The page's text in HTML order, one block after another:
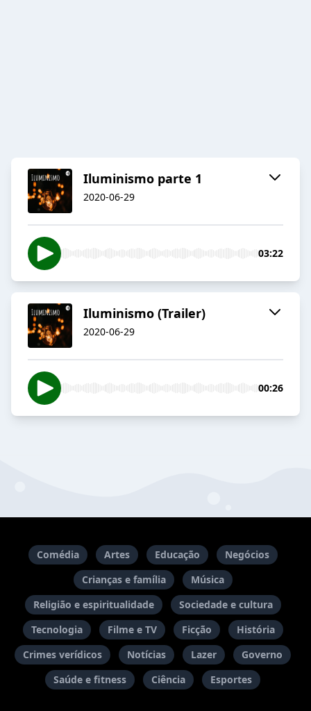
Iluminismo parte 1
2020-06-29
03:22
Iluminismo (Trailer)
2020-06-29
00:26
Comédia Artes Educação
Negócios
Crianças e família
Música
Religião e espiritualidade
Sociedade e cultura
Tecnologia
Filme e TV Ficção
História
Crimes verídicos
Notícias Lazer
Governo
Saúde e fitness
Ciência Esportes